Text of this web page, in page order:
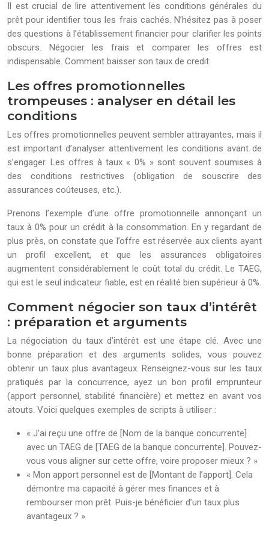
Il est crucial de lire attentivement les conditions générales du
prêt pour identifier tous les frais cachés. N’hésitez pas à poser
des questions à l’établissement financier pour clarifier les points
obscurs. Négocier les frais et comparer les offres est
indispensable. Comment baisser son taux de credit
Les offres promotionnelles
trompeuses : analyser en détail les
conditions
Les offres promotionnelles peuvent sembler attrayantes, mais il
est important d’analyser attentivement les conditions avant de
s’engager. Les offres à taux « 0% » sont souvent soumises à
des conditions restrictives (obligation de souscrire des
assurances coûteuses, etc.).
Prenons l’exemple d’une offre promotionnelle annonçant un
taux à 0% pour un crédit à la consommation. En y regardant de
plus près, on constate que l’offre est réservée aux clients ayant
un profil excellent, et que les assurances obligatoires
augmentent considérablement le coût total du crédit. Le TAEG,
qui est le seul indicateur fiable, est en réalité bien supérieur à 0%.
Comment négocier son taux d’intérêt
: préparation et arguments
La négociation du taux d’intérêt est une étape clé. Avec une
bonne préparation et des arguments solides, vous pouvez
obtenir un taux plus avantageux. Renseignez-vous sur les taux
pratiqués par la concurrence, ayez un bon profil emprunteur
(apport personnel, stabilité financière) et mettez en avant vos
atouts. Voici quelques exemples de scripts à utiliser :
« J’ai reçu une offre de [Nom de la banque concurrente]
avec un TAEG de [TAEG de la banque concurrente]. Pouvez-
vous vous aligner sur cette offre, voire proposer mieux ? »
« Mon apport personnel est de [Montant de l’apport]. Cela
démontre ma capacité à gérer mes finances et à
rembourser mon prêt. Puis-je bénéficier d’un taux plus
avantageux ? »